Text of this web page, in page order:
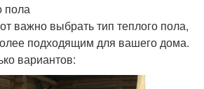
пола
важно выбрать тип теплого пола,
подходящим для вашего дома.
вариантов: